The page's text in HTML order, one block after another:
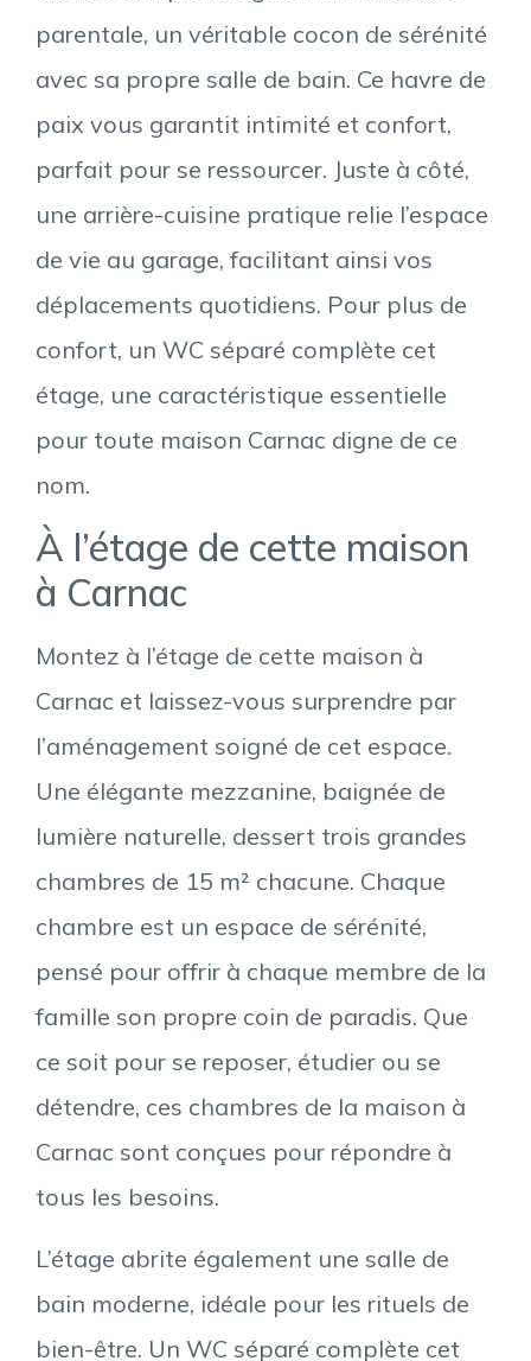
parentale, un véritable cocon de sérénité
avec sa propre salle de bain. Ce havre de
paix vous garantit intimité et confort,
parfait pour se ressourcer. Juste à côté,
une arrière-cuisine pratique relie l’espace
de vie au garage, facilitant ainsi vos
déplacements quotidiens. Pour plus de
confort, un WC séparé complète cet
étage, une caractéristique essentielle
pour toute maison Carnac digne de ce
nom.
À l’étage de cette maison
à Carnac
Montez à l’étage de cette maison à
Carnac et laissez-vous surprendre par
l’aménagement soigné de cet espace.
Une élégante mezzanine, baignée de
lumière naturelle, dessert trois grandes
chambres de 15 m² chacune. Chaque
chambre est un espace de sérénité,
pensé pour offrir à chaque membre de la
famille son propre coin de paradis. Que
ce soit pour se reposer, étudier ou se
détendre, ces chambres de la maison à
Carnac sont conçues pour répondre à
tous les besoins.
L’étage abrite également une salle de
bain moderne, idéale pour les rituels de
bien-être. Un WC séparé complète cet